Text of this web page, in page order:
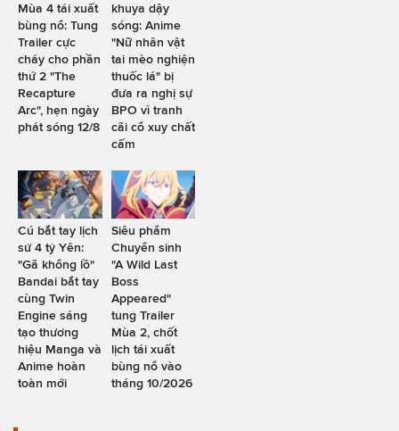
Mùa 4 tái xuất
bùng nổ: Tung
Trailer cực
cháy cho phần
thứ 2 "The
Recapture
Arc", hẹn ngày
phát sóng 12/8
khuya dậy
sóng: Anime
"Nữ nhân vật
tai mèo nghiện
thuốc lá" bị
đưa ra nghị sự
BPO vì tranh
cãi cổ xuy chất
cấm
Cú bắt tay lịch
sử 4 tỷ Yên:
"Gã khổng lồ"
Bandai bắt tay
cùng Twin
Engine sáng
tạo thương
hiệu Manga và
Anime hoàn
toàn mới
Siêu phẩm
Chuyển sinh
"A Wild Last
Boss
Appeared"
tung Trailer
Mùa 2, chốt
lịch tái xuất
bùng nổ vào
tháng 10/2026